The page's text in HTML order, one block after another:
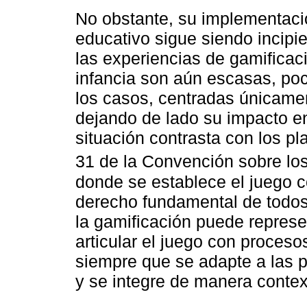
No obstante, su
educativo sigue siendo
las experiencias de
infancia son aún escasas,
los casos, centradas
dejando de lado su impacto
situación contrasta con los
31 de la Convención sobre
donde se establece el juego
derecho fundamental de
la gamificación puede
articular el juego con
siempre que se adapte a las
y se integre de manera